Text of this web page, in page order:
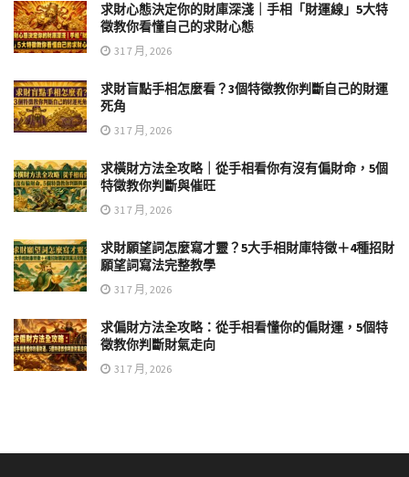
求財心態決定你的財庫深淺｜手相「財運線」5大特
徵教你看懂自己的求財心態
31 7 月, 2026
求財盲點手相怎麼看？3個特徵教你判斷自己的財運
死角
31 7 月, 2026
求橫財方法全攻略｜從手相看你有沒有偏財命，5個
特徵教你判斷與催旺
31 7 月, 2026
求財願望詞怎麼寫才靈？5大手相財庫特徵＋4種招財
願望詞寫法完整教學
31 7 月, 2026
求偏財方法全攻略：從手相看懂你的偏財運，5個特
徵教你判斷財氣走向
31 7 月, 2026